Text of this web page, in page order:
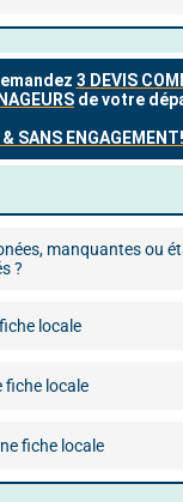
manquantes ou
?
locale
fiche locale
fiche locale